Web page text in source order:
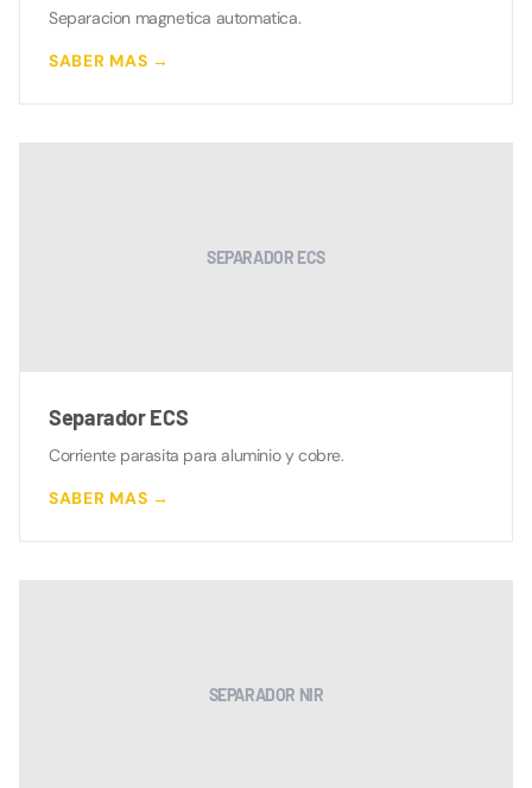
Separacion magnetica automatica.
SABER MAS →
SEPARADOR ECS
Separador ECS
Corriente parasita para aluminio y cobre.
SABER MAS →
SEPARADOR NIR